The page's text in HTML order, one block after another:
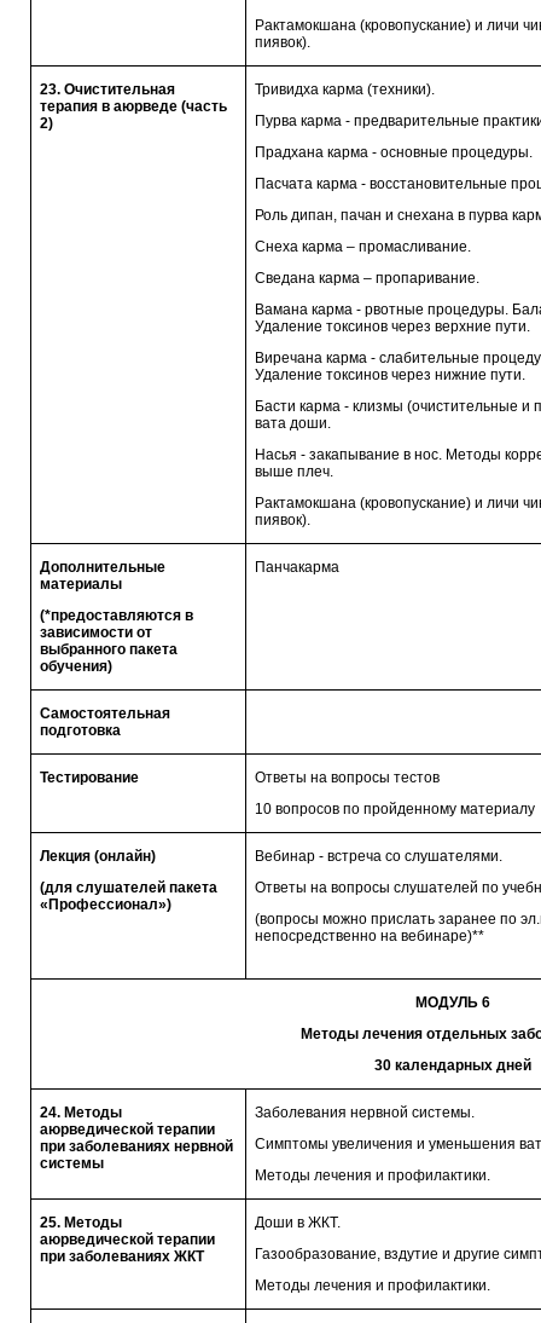
Рактамокшана (кровопускание) и личи
пиявок).
23. Очистительная
терапия в аюрведе (часть
2)
Тривидха карма (техники).
Пурва карма - предварительные
Прадхана карма - основные процедуры.
Пасчата карма - восстановительные
Роль дипан, пачан и снехана в пурва
Снеха карма – промасливание.
Сведана карма – пропаривание.
Вамана карма - рвотные процедуры.
Удаление токсинов через верхние пути.
Виречана карма - слабительные
Удаление токсинов через нижние пути.
Басти карма - клизмы (очистительные и
вата доши.
Насья - закапывание в нос. Методы
выше плеч.
Рактамокшана (кровопускание) и личи
пиявок).
Дополнительные
материалы
(*предоставляются в
зависимости от
выбранного пакета
обучения)
Панчакарма
Самостоятельная
подготовка
Тестирование
Ответы на вопросы тестов
10 вопросов по пройденному материалу
Лекция (онлайн)
(для слушателей пакета
«Профессионал»)
Вебинар - встреча со слушателями.
Ответы на вопросы слушателей по
(вопросы можно прислать заранее по
непосредственно на вебинаре)**
МОДУЛЬ 6
Методы лечения отдельных
30 календарных дней
24. Методы
аюрведической терапии
при заболеваниях нервной
системы
Заболевания нервной системы.
Симптомы увеличения и уменьшения
Методы лечения и профилактики.
25. Методы
аюрведической терапии
при заболеваниях ЖКТ
Доши в ЖКТ.
Газообразование, вздутие и другие
Методы лечения и профилактики.